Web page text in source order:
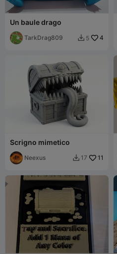
Un baule drago
TarkDrag809  5 4
Scrigno mimetico
Neexus  17 11